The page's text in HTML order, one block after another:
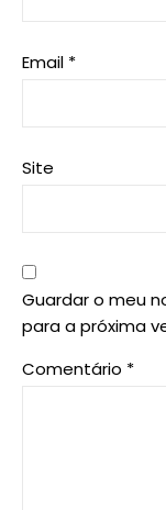
Email *
Site
Guardar o meu
para a próxima
Comentário *